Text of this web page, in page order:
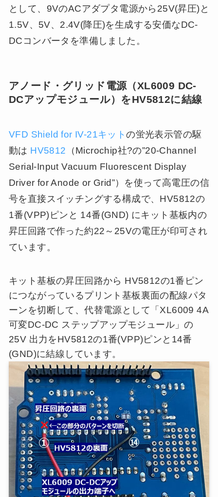
として、9VのACアダプタ電源から25V(昇圧)と
1.5V、5V、2.4V(降圧)を生成する安価なDC-
DCコンバータを準備しました。
アノード・グリッド電源（XL6009 DC-
DCアップモジュール）をHV5812に結線
VFD Shield for IV-21キットの蛍光表示管の駆
動は HV5812 （Microchip社?の”20-Channel
Serial-Input Vacuum Fluorescent Display
Driver for Anode or Grid”）を使って高電圧の信
号を直接スイッチングする構成で、HV5812の
1番(VPP)ピンと 14番(GND) にキット基板内の
昇圧回路で作った約22～25Vの電圧が印可され
ています。
キット基板の昇圧回路から HV5812の1番ピン
につながっているプリント基板裏面の配線パタ
ーンを切断して、代替電源として「XL6009 4A
可変DC-DC ステップアップモジュール」の
25V 出力をHV5812の1番(VPP)ピンと14番
(GND)に結線しています。